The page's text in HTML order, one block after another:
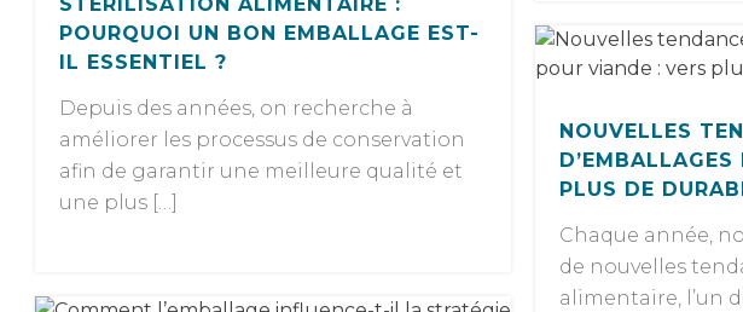
POURQUOI UN BON EMBALLAGE EST-
IL ESSENTIEL ?
Depuis des années, on recherche à
améliorer les processus de conservation
afin de garantir une meilleure qualité et
une plus […]
NOUVELLES
PLUS DE
Chaque année,
de nouvelles
alimentaire, l’un